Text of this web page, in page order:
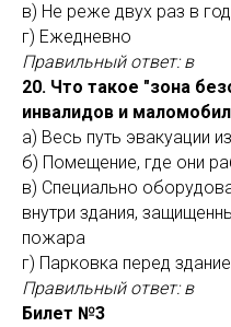
в) Не реже двух раз в
г) Ежедневно
Правильный ответ: в
20. Что такое "зона
инвалидов и
а) Весь путь эвакуации
б) Помещение, где они
в) Специально
внутри здания,
пожара
г) Парковка перед
Правильный ответ: в
Билет №3